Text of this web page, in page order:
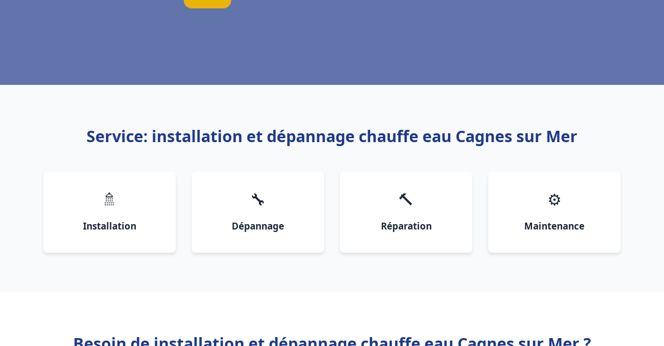
Service: installation et dépannage chauffe eau Cagnes sur Mer
🚿
Installation
🔧
Dépannage
🔨
Réparation
⚙️
Maintenance